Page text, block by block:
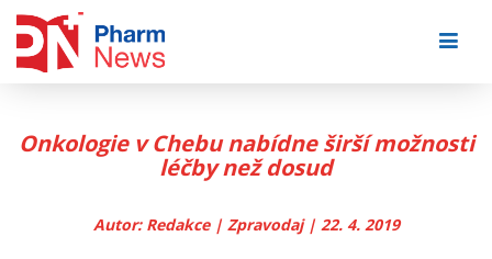
Onkologie v Chebu nabídne širší možnosti
léčby než dosud
Autor: Redakce | Zpravodaj | 22. 4. 2019